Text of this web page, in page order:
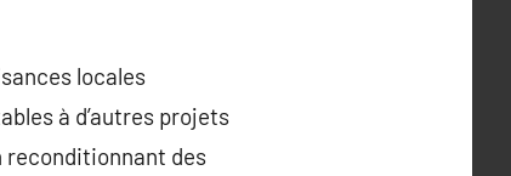
locales
à d’autres projets
reconditionnant des